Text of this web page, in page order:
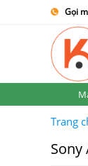
Gọi
Trang
Sony